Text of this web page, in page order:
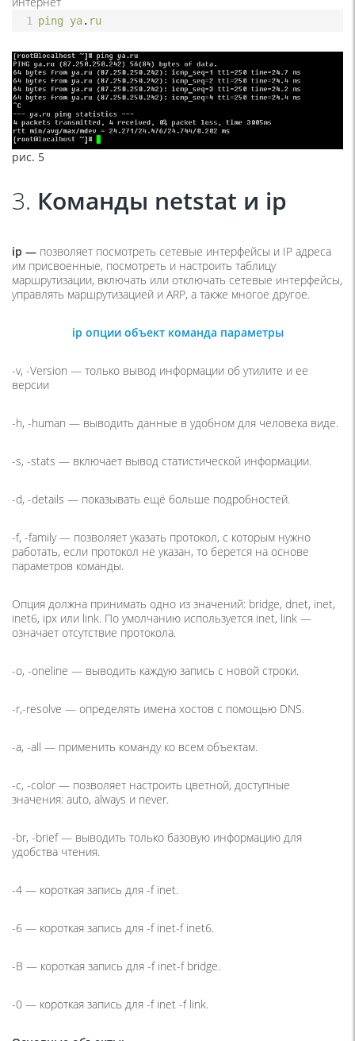
1 ping ya. ru
рис. 5
3. Команды netstat и ip
ip — позволяет посмотреть сетевые интерфейсы и IP адреса
им присвоенные, посмотреть и настроить таблицу
маршрутизации, включать или отключать сетевые интерфейсы,
управлять маршрутизацией и ARP, а также многое другое.
ip опции объект команда параметры
-v, -Version — только вывод информации об утилите и ее
версии
-h, -human — выводить данные в удобном для человека виде.
-s, -stats — включает вывод статистической информации.
-d, -details — показывать ещё больше подробностей.
-f, -family— позволяет указать протокол, с которым нужно
работать, если протокол не указан, то берется на основе
параметров команды.
Опция должна принимать одно из значений: bridge, dnet, inet,
inet6, ipx или link. По умолчанию используется inet, link —
означает отсутствие протокола.
-o, -oneline — выводить каждую запись с новой строки.
-r,-resolve — определять имена хостов с помощью DNS.
-a, -all — применить команду ко всем объектам.
-c, -color — позволяет настроить цветной, доступные
значения: auto, always и never.
-br, -brief— выводить только базовую информацию для
удобства чтения.
-4 — короткая запись для -f inet.
-6 — короткая запись для -f inet-f inet6.
-B — короткая запись для -f inet-f bridge.
-0 — короткая запись для -f inet -f link.